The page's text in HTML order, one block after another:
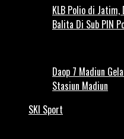
KLB Polio di
Balita Di Sub PIN
Daop 7 Madiun
Stasiun Madiun
SKI Sport